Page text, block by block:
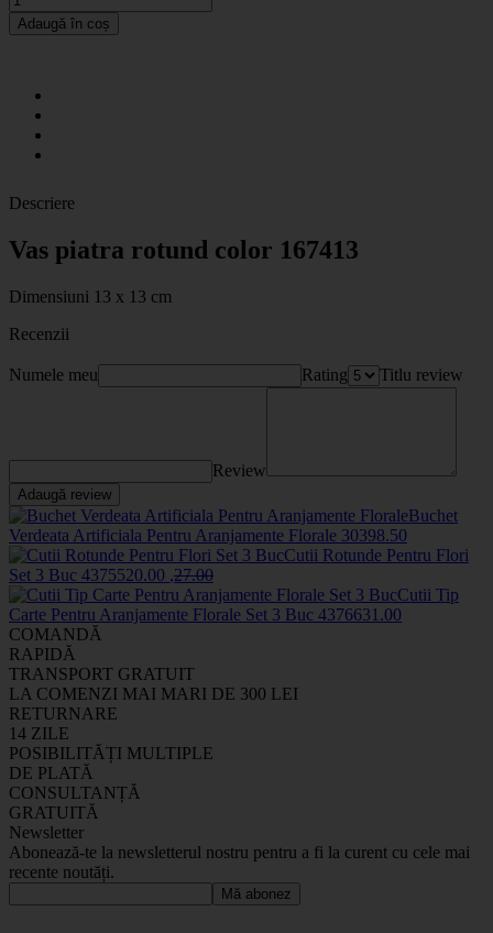
Adaugă în coș
Descriere
Vas piatra rotund color 167413
Dimensiuni 13 x 13 cm
Recenzii
Numele meu Rating Titlu review
Review
Adaugă review
Buchet
Verdeata Artificiala Pentru Aranjamente Florale 30398.50
Cutii Rotunde Pentru Flori
Set 3 Buc 4375520.00 ,27.00
Cutii Tip
Carte Pentru Aranjamente Florale Set 3 Buc 4376631 .00
COMANDĂ
RAPIDĂ
TRANSPORT GRATUIT
LA COMENZI MAI MARI DE 300 LEI
RETURNARE
14 ZILE
POSIBILITĂȚI MULTIPLE
DE PLATĂ
CONSULTANȚĂ
GRATUITĂ
Newsletter
Abonează-te la newsletterul nostru pentru a fi la curent cu cele mai
recente noutăți.
Mă abonez